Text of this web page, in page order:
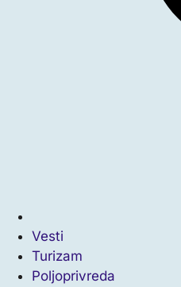
Vesti
Turizam
Poljoprivreda